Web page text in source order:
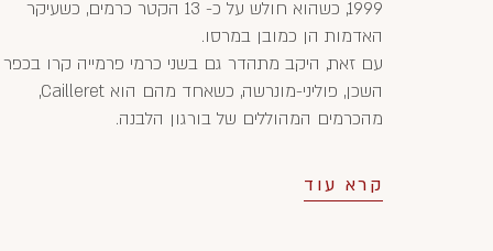
1999, כשהוא חולש על כ- 13 הקטר כרמים, כשעיקר
האדמות הן כמובן במרסו.
עם זאת, היקב מתהדר גם בשני כרמי פרמייה קרו בכפר
השכן, פוליני-מונרשה, כשאחד מהם הוא Cailleret,
מהכרמים המהוללים של בורגון הלבנה.
קרא עוד